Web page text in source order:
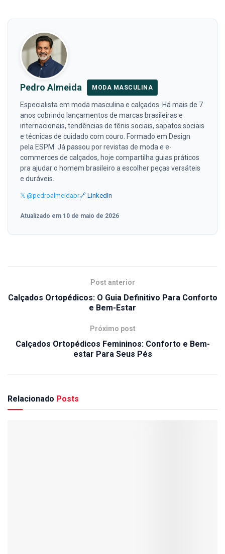
Pedro Almeida MODA MASCULINA
Especialista em moda masculina e calçados. Há mais de 7
anos cobrindo lançamentos de marcas brasileiras e
internacionais, tendências de tênis sociais, sapatos sociais
e técnicas de cuidado com couro. Formado em Design
pela ESPM. Já passou por revistas de moda e e-
commerces de calçados, hoje compartilha guias práticos
pra ajudar o homem brasileiro a escolher peças versáteis
e duráveis.
𝕏 @pedroalmeidabr🔗 LinkedIn
Atualizado em 10 de maio de 2026
Post anterior
Calçados Ortopédicos: O Guia Definitivo Para Conforto
e Bem-Estar
Próximo post
Calçados Ortopédicos Femininos: Conforto e Bem-
estar Para Seus Pés
Relacionado Posts